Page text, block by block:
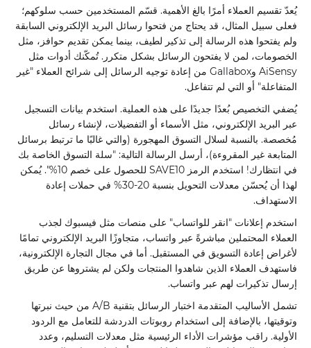
يُعدّ تقسيم العملاء أمرًا بالغ الأهمية. قسّم المستخدمين حسب سلوكهم؛
فعلى سبيل المثال، قد يحتاج من فتحوا رسائل البريد الإلكتروني السابقة
ولم يفتحوا هذه الرسالة إلى تذكير لطيف، بينما يمكن تقديم حوافز، مثل
الخصومات، لمن لا يفتحون الرسائل بشكل متكرر. تُمكّنك أدوات مثل
AiSensy وGallabox من إعادة توجيه الرسائل إلى شرائح العملاء "غير
المتفاعلة" أو التي لم تتفاعل.
يُضفي التخصيص بُعدًا جديدًا على هذه العملية. استخدم بيانات التسجيل
عبر البريد الإلكتروني، مثل الأسماء أو التفضيلات، لإنشاء رسائل
مُخصصة. بالنسبة لسلال التسوق المهجورة (والتي غالبًا ما ترتبط برسائل
المتابعة غير المقروءة)، أرسل الرسالة التالية: "سلة التسوق الخاصة بك
في انتظارك! استخدم الرمز SAVE10 للحصول على خصم 10%". يُمكن
لهذا أن يُحسّن معدلات التحويل بنسبة 20-30% في حملات إعادة
الاستهداف.
استخدم إعلانات "انقر للواتساب" على منصات مثل فيسبوك لجذب
العملاء المحتملين مباشرةً عبر واتساب، متجاوزًا البريد الإلكتروني تمامًا
لأغراض إعادة التسويق في المستقبل. أما في مجال التجارة الإلكترونية،
فاستهدف العملاء الذين شاهدوا المنتجات ولكن لم يشتروها عن طريق
إرسال تذكيرات لهم عبر واتساب.
تشمل الأساليب المتقدمة اختبار الرسائل بتقنية A/B من حيث نبرتها
وتوقيتها، بالإضافة إلى استخدام روبوتات الدردشة للتعامل مع الردود
الأولية. راقب مؤشرات الأداء الرئيسية مثل معدلات التسليم، وعدد